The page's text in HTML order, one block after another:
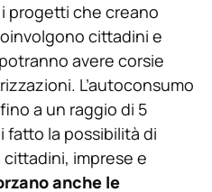
progetti che creano
cittadini e
avere corsie
L’autoconsumo
a un raggio di 5
fatto la possibilità di
imprese e
anche le